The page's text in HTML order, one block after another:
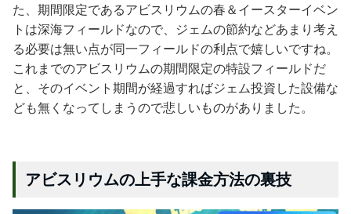
た、期間限定であるアビスリウムの春＆イースターイベン
トは深海フィールドなので、ジェムの節約などあまり考え
る必要は無い点が同一フィールドの利点で嬉しいですね。
これまでのアビスリウムの期間限定の特設フィールドだ
と、そのイベント期間が経過すればジェム投資した設備な
ども無くなってしまうので悲しいものがありました。
アビスリウムの上手な課金方法の裏技